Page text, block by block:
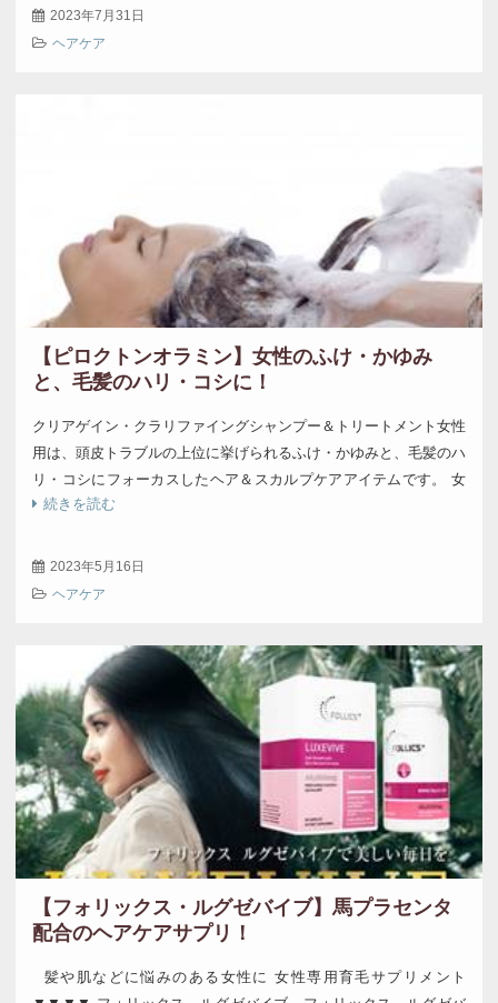
2023年7月31日
ヘアケア
【ピロクトンオラミン】女性のふけ・かゆみ
と、毛髪のハリ・コシに！
クリアゲイン・クラリファイングシャンプー＆トリートメント女性
用は、頭皮トラブルの上位に挙げられるふけ・かゆみと、毛髪のハ
リ・コシにフォーカスしたヘア＆スカルプケアアイテムです。 女
性のフケカユミと育毛について &nbsp […]
続きを読む
2023年5月16日
ヘアケア
【フォリックス・ルグゼバイブ】馬プラセンタ
配合のヘアケアサプリ！
髪や肌などに悩みのある女性に 女性専用育毛サプリメント